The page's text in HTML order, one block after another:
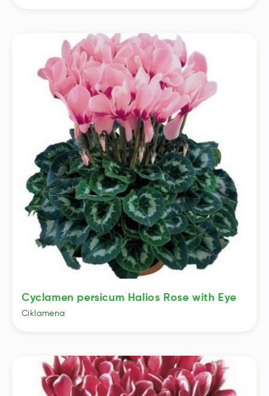
Cyclamen persicum Halios Rose with Eye
Ciklamena